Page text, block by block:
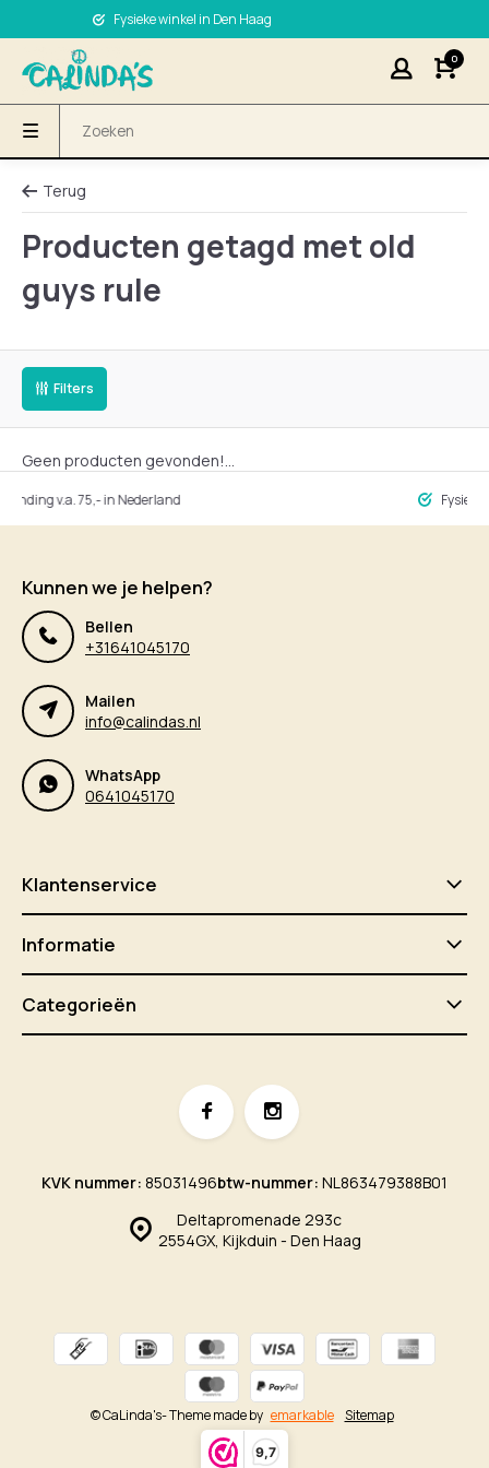
9,7
Fysieke winkel in Den Haag
0
Terug
Producten getagd met old
guys rule
Filters
Geen producten gevonden!...
v.a. 75,- in Nederland Fysieke
Kunnen we je helpen?
Bellen
+31641045170
Mailen
info@calindas.nl
WhatsApp
0641045170
Klantenservice
Informatie
Categorieën
Deltapromenade 293c
2554GX, Kijkduin - Den Haag
KVK nummer: 85031496btw-nummer: NL863479388B01
© CaLinda's- Theme made by emarkable Sitemap